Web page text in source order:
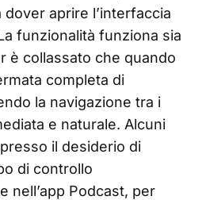
aprire l’interfaccia
funzionalità funziona sia
è collassato che quando
completa di
la navigazione tra i
e naturale. Alcuni
il desiderio di
di controllo
nell’app Podcast, per